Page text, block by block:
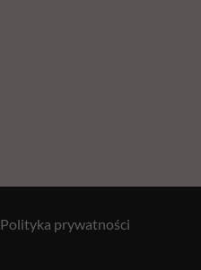
Polityka prywatności